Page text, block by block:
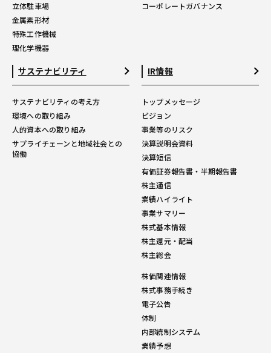
立体駐車場
金属素形材
特殊工作機械
理化学機器
コーポレートガバナンス
サステナビリティ
サステナビリティの考え方
環境への取り組み
人的資本への取り組み
サプライチェーンと地域社会との
協働
IR情報
トップメッセージ
ビジョン
事業等のリスク
決算説明会資料
決算短信
有価証券報告書・半期報告書
株主通信
業績ハイライト
事業サマリー
株式基本情報
株主還元・配当
株主総会
株価関連情報
株式事務手続き
電子公告
体制
内部統制システム
業績予想